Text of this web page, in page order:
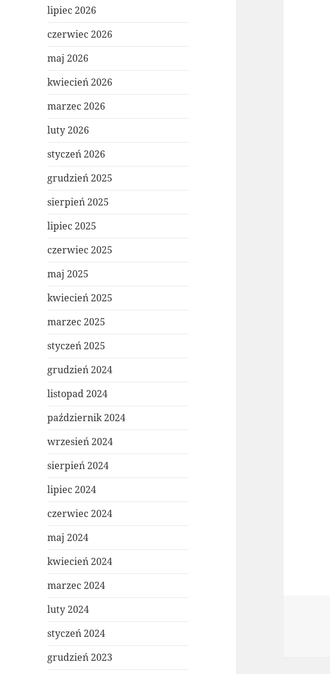
lipiec 2026
czerwiec 2026
maj 2026
kwiecień 2026
marzec 2026
luty 2026
styczeń 2026
grudzień 2025
sierpień 2025
lipiec 2025
czerwiec 2025
maj 2025
kwiecień 2025
marzec 2025
styczeń 2025
grudzień 2024
listopad 2024
październik 2024
wrzesień 2024
sierpień 2024
lipiec 2024
czerwiec 2024
maj 2024
kwiecień 2024
marzec 2024
luty 2024
styczeń 2024
grudzień 2023